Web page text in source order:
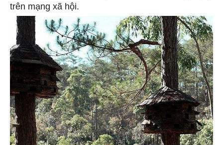
trên mạng xã hội.